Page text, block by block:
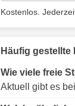
Kostenlos.
Häufig gestellte
Wie viele freie
Aktuell gibt es bei